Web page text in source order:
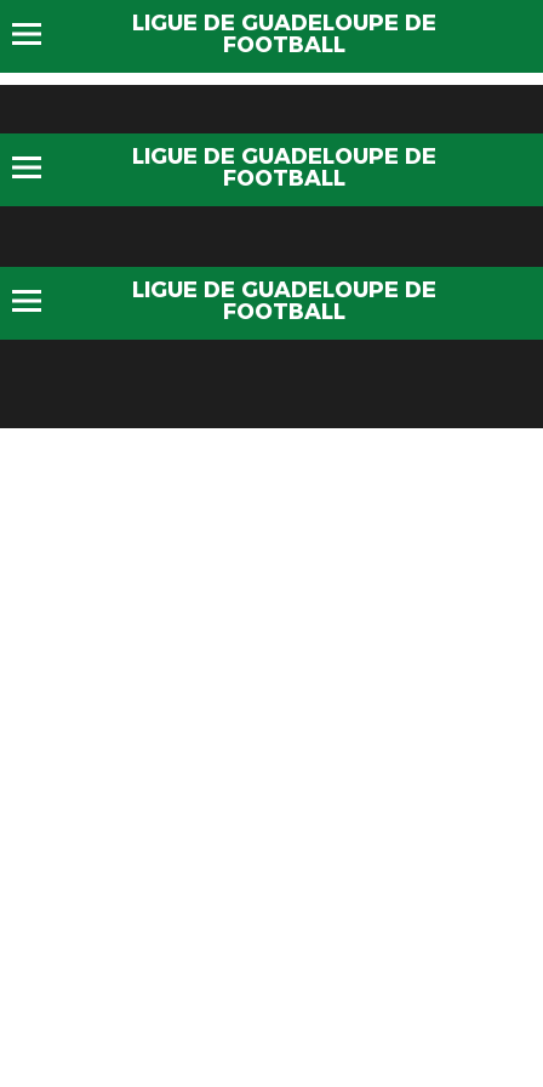
LIGUE DE GUADELOUPE DE
FOOTBALL